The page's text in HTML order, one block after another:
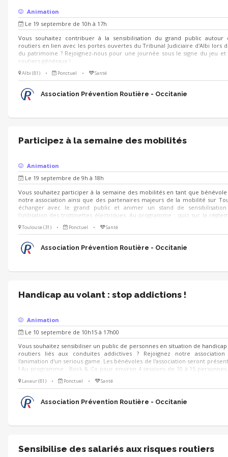
Animation
Le 19 septembre de 10h à 17h
Vous souhaitez contribuer à la sensibilisation du grand public autour
routiers en lien avec les portes ouvertes du Tribunal Judiciaire d'Albi lors
du patrimoine ? Rejoignez-nous pour une journée sous le signe du jeu et
routiers généraux !
Albi (81) • Ponctuel • Santé
Association Prévention Routière - Occitanie
Participez à la semaine des mobilités
Animation
Le 19 septembre de 9h à 18h
Vous souhaitez participer à la semaine des mobilités en tant que bénévole
notre association ainsi que des partenaires majeurs de la mobilité sur
échanger avec le grand public et animer un stand de
l'utilisation des trottinettes électriques. Au programme : quiz sur la
Toulouse (31) • Ponctuel • Santé
Association Prévention Routière - Occitanie
Handicap au volant : stop addictions !
Animation
Le 10 septembre de 10h15 à 17h00
Vous souhaitez sensibiliser un public de personnes en situation de
routiers liés aux conduites addictives ? Rejoignez notre
l'animation d'un serious game. Les bénévoles de l'association seront
! Au programme : Bock & Co pour environ 4 sessions de 10 à 15
se finira autour d'un goûter avec l'ensemble des participants.
Lavaur (81) • Ponctuel • Santé
Association Prévention Routière - Occitanie
Sensibilise des salariés aux risques routiers